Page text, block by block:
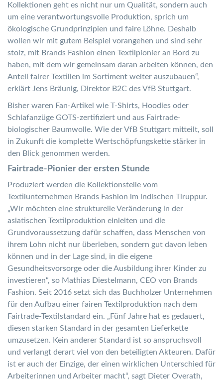
Kollektionen geht es nicht nur um Qualität, sondern auch
um eine verantwortungsvolle Produktion, sprich um
ökologische Grundprinzipien und faire Löhne. Deshalb
wollen wir mit gutem Beispiel vorangehen und sind sehr
stolz, mit Brands Fashion einen Textilpionier an Bord zu
haben, mit dem wir gemeinsam daran arbeiten können, den
Anteil fairer Textilien im Sortiment weiter auszubauen“,
erklärt Jens Bräunig, Direktor B2C des VfB Stuttgart.
Bisher waren Fan-Artikel wie T-Shirts, Hoodies oder
Schlafanzüge GOTS-zertifiziert und aus Fairtrade-
biologischer Baumwolle. Wie der VfB Stuttgart mitteilt, soll
in Zukunft die komplette Wertschöpfungskette stärker in
den Blick genommen werden.
Fairtrade-Pionier der ersten Stunde
Produziert werden die Kollektionsteile vom
Textilunternehmen Brands Fashion im indischen Tiruppur.
„Wir möchten eine strukturelle Veränderung in der
asiatischen Textilproduktion einleiten und die
Grundvoraussetzung dafür schaffen, dass Menschen von
ihrem Lohn nicht nur überleben, sondern gut davon leben
können und in der Lage sind, in die eigene
Gesundheitsvorsorge oder die Ausbildung ihrer Kinder zu
investieren“, so Mathias Diestelmann, CEO von Brands
Fashion. Seit 2016 setzt sich das Buchholzer Unternehmen
für den Aufbau einer fairen Textilproduktion nach dem
Fairtrade-Textilstandard ein. „Fünf Jahre hat es gedauert,
diesen starken Standard in der gesamten Lieferkette
umzusetzen. Kein anderer Standard ist so anspruchsvoll
und verlangt derart viel von den beteiligten Akteuren. Dafür
ist er auch der Einzige, der einen wirklichen Unterschied für
Arbeiterinnen und Arbeiter macht“, sagt Dieter Overath,